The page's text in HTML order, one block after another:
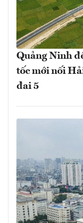
Quảng Ninh
tốc mới nối
đai 5